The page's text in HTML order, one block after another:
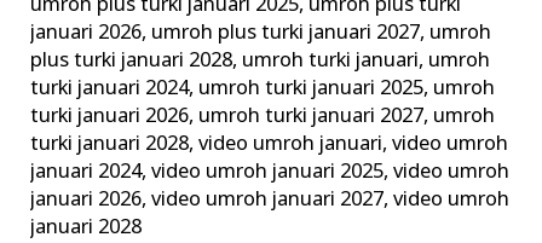
umroh plus turki januari 2025, umroh plus turki
januari 2026, umroh plus turki januari 2027, umroh
plus turki januari 2028, umroh turki januari, umroh
turki januari 2024, umroh turki januari 2025, umroh
turki januari 2026, umroh turki januari 2027, umroh
turki januari 2028,video umroh januari,video umroh
januari 2024,video umroh januari 2025,video umroh
januari 2026,video umroh januari 2027,video umroh
januari 2028